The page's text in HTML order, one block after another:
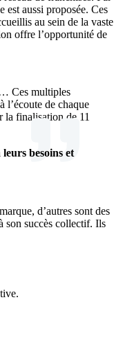
est aussi proposée. Ces
au sein de la vaste
offre l’opportunité de
Ces multiples
l’écoute de chaque
la finalisation de 11
besoins et
d’autres sont des
son succès collectif. Ils